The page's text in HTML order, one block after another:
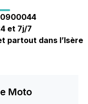
et 7j/7
partout dans l’Isère
Moto